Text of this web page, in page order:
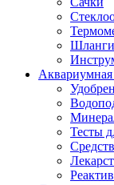
Шланги
Тесты